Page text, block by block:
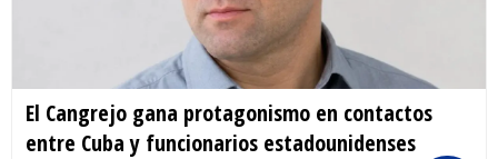
El Cangrejo gana protagonismo en contactos
entre Cuba y funcionarios estadounidenses